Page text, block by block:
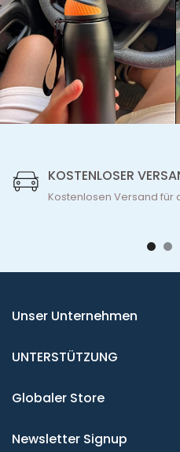
KOSTENLOSER
Kostenlosen Versand für
Unser Unternehmen
UNTERSTÜTZUNG
Globaler Store
Newsletter Signup